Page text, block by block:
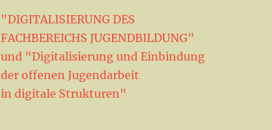
"DIGITALISIERUNG DES
FACHBEREICHS JUGENDBILDUNG"
und "Digitalisierung und Einbindung
der offenen Jugendarbeit
in digitale Strukturen"